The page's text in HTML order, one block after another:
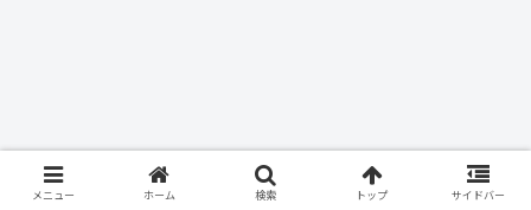
メニュー ホーム 検索 トップ サイドバー